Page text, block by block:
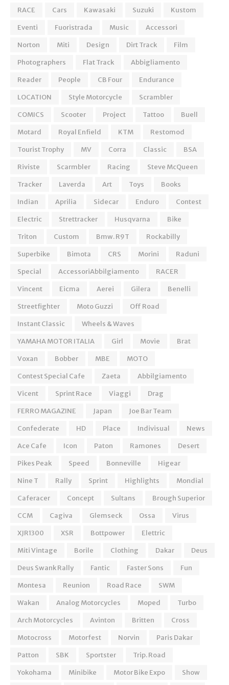
RACE
Cars Kawasaki Suzuki
Kustom
Eventi
Fuoristrada Music
Accessori
Norton
Miti Design Dirt Track
Film
Photographers
Flat Track
Abbigliamento
Reader
People CB Four
Endurance
LOCATION
Style Motorcycle
Scrambler
COMICS
Scooter Project Tattoo
Buell
Motard
Royal Enfield KTM
Restomod
Tourist Trophy
MV Corra Classic
BSA
Riviste
Scarmbler Racing
Steve McQueen
Tracker
Laverda Art Toys
Books
Indian
Aprilia Sidecar Enduro
Contest
Electric
Strettracker Husqvarna
Bike
Triton
Custom Bmw. R9T
Rockabilly
Superbike
Bimota CRS Morini
Raduni
Special
AccessoriAbbilgiamento
RACER
Vincent
Eicma Aerei Gilera
Benelli
Streetfighter
Moto Guzzi
Off Road
Instant Classic
Wheels & Waves
YAMAHA MOTOR ITALIA
Girl Movie
Brat
Voxan
Bobber MBE
MOTO
Contest Special Cafe
Zaeta
Abbilgiamento
Vicent
Sprint Race Viaggi
Drag
FERRO MAGAZINE
Japan
Joe Bar Team
Confederate
HD Place Indivisual
News
Ace Cafe
Icon Paton Ramones
Desert
Pikes Peak
Speed Bonneville
Higear
Nine T
Rally Sprint Highlights
Mondial
Caferacer
Concept Sultans
Brough Superior
CCM
Cagiva Glemseck Ossa
Virus
XJR1300
XSR Bottpower
Elettric
Miti Vintage
Borile Clothing Dakar
Deus
Deus Swank Rally
Fantic Faster Sons
Fun
Montesa
Reunion Road Race
SWM
Wakan
Analog Motorcycles Moped
Turbo
Arch Motorcycles
Avinton Britten
Cross
Motocross
Motorfest Norvin
Paris Dakar
Patton
SBK Sportster
Trip. Road
Yokohama
Minibike Motor Bike Expo Show